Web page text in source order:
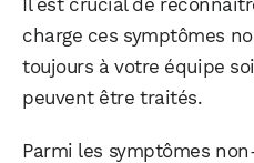
charge ces symptômes
toujours à votre équipe
peuvent être traités.
Parmi les symptômes